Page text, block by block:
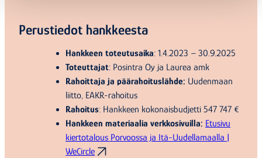
Perustiedot hankkeesta
Hankkeen toteutusaika: 1.4.2023 – 30.9.2025
Toteuttajat: Posintra Oy ja Laurea amk
Rahoittaja ja päärahoituslähde: Uudenmaan
liitto, EAKR-rahoitus
Rahoitus: Hankkeen kokonaisbudjetti 547 747 €
Hankkeen materiaalia verkkosivuilla: Etusivu
kiertotalous Porvoossa ja Itä-Uudellamaalla |
WeCircle